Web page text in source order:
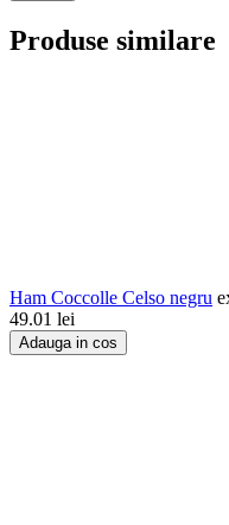
Produse similare
Ham Coccolle Celso negru
49.01 lei
Adauga in cos